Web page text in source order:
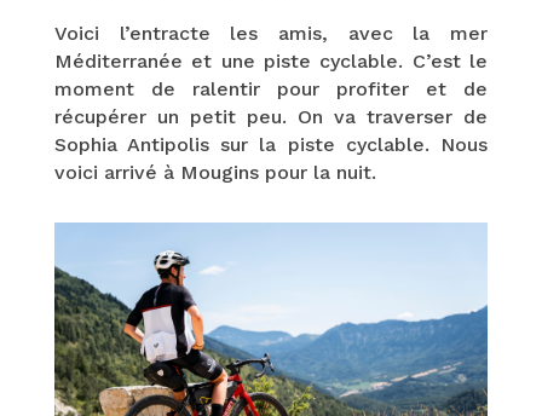
Voici l’entracte les amis, avec la mer
Méditerranée et une piste cyclable. C’est le
moment de ralentir pour profiter et de
récupérer un petit peu. On va traverser de
Sophia Antipolis sur la piste cyclable. Nous
voici arrivé à Mougins pour la nuit.